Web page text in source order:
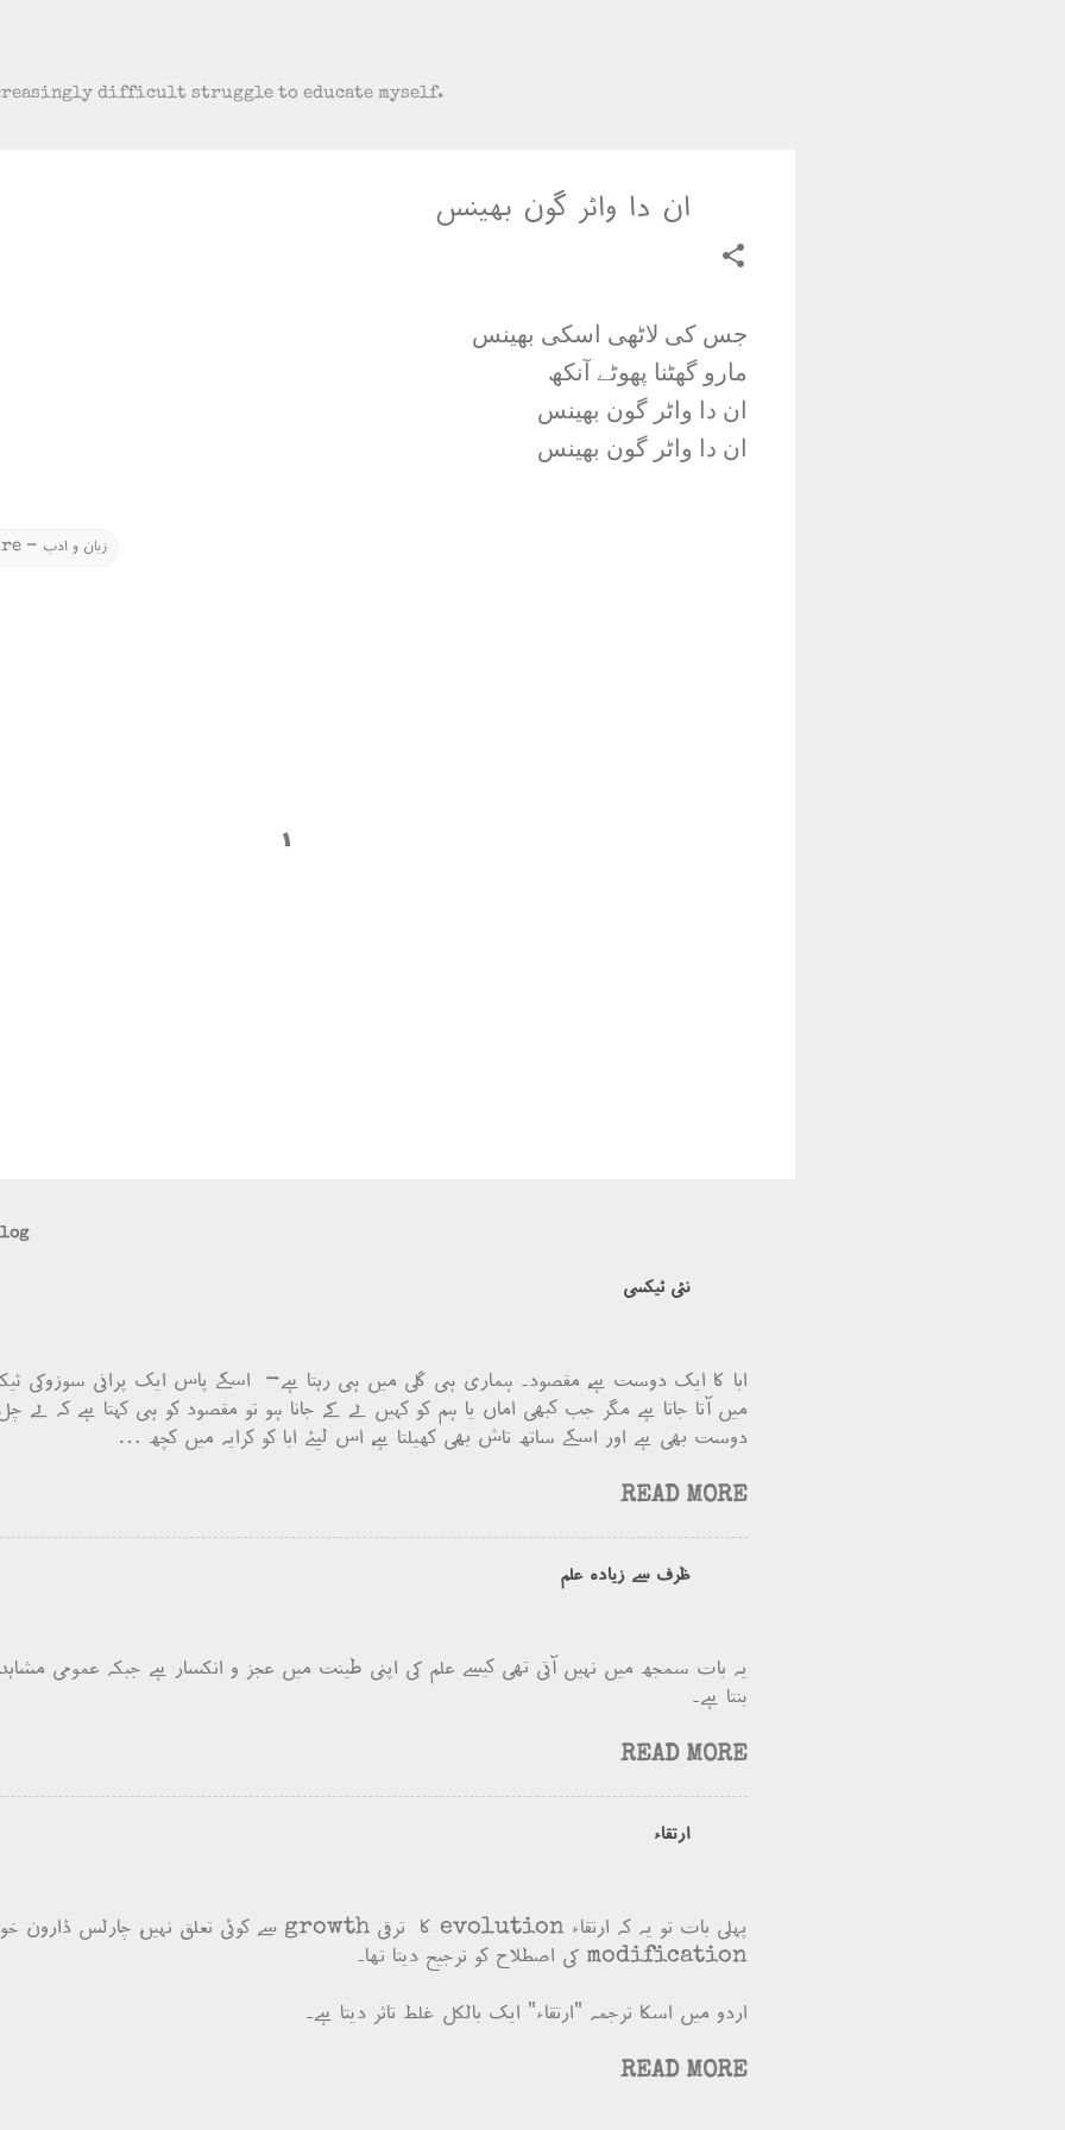
difficult struggle to educate myself.
ان دا واٹر گون بھینس
جس کی لاٹھی اسکی بھینس
مارو گھٹنا پھوٹے آنکھ
ان دا واٹر گون بھینس
ان دا واٹر گون بھینس
Language and Literature - زبان و ادب
نئی ٹیکسی
ابا کا ایک دوست ہے، مقصود۔ ہماری ہی گلی میں ہی رہتا ہے- اسکے پاس ایک پرانی سوزوکی
میں آتا جاتا ہے مگر جب کبھی اماں یا ہم کو کہیں لے کے جانا ہو تو مقصود کو ہی کہتا ہے کہ لے
دوست بھی ہے اور اسکے ساتھ تاش بھی کھیلتا ہے، اس لیئے ابا کو کرایہ میں کچھ …
READ MORE
ظرف سے زیادہ علم
یہ بات سمجھ میں نہیں آتی تھی کیسے علم کی اپنی طینت میں عجز و انکسار ہے جبکہ عمومی
بنتا ہے۔
READ MORE
ارتقاء
modification کی اصطلاح کو ترجیح دیتا تھا۔
اردو میں اسکا ترجمہ "ارتقاء" ایک بالکل غلط تاثر دیتا ہے۔
READ MORE